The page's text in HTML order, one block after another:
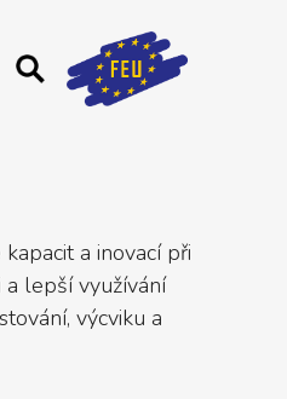
a inovací při
a lepší využívání
výcviku a